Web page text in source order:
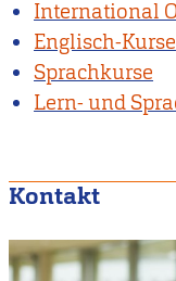
International
Englisch-Kurse
Sprachkurse
Lern- und
Kontakt